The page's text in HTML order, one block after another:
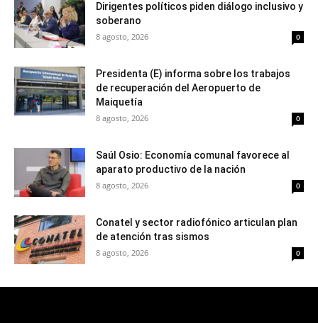
Dirigentes políticos piden diálogo inclusivo y
soberano
8 agosto, 2026 0
Presidenta (E) informa sobre los trabajos
de recuperación del Aeropuerto de
Maiquetía
8 agosto, 2026 0
Saúl Osio: Economía comunal favorece al
aparato productivo de la nación
8 agosto, 2026 0
Conatel y sector radiofónico articulan plan
de atención tras sismos
8 agosto, 2026 0